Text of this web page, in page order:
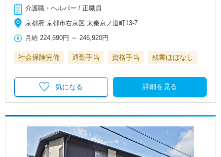
介護職・ヘルパー / 正職員
京都府 京都市右京区 太秦京ノ道町13-7
月給 224,690円 ～ 246,920円
社会保険完備 通勤手当 資格手当 残業ほぼなし
詳細を見る
気になる